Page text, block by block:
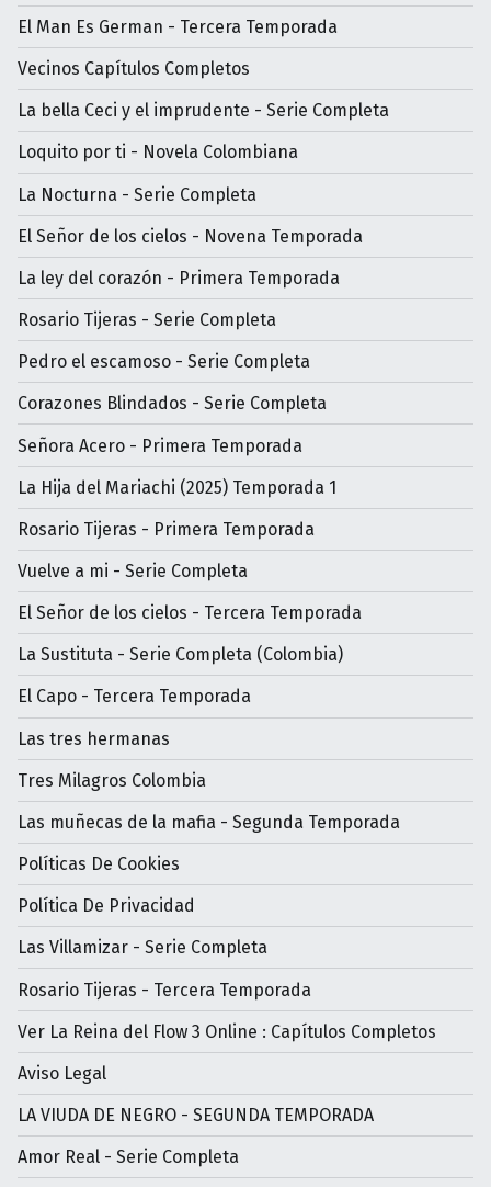
El Man Es German - Tercera Temporada
Vecinos Capítulos Completos
La bella Ceci y el imprudente - Serie Completa
Loquito por ti - Novela Colombiana
La Nocturna - Serie Completa
El Señor de los cielos - Novena Temporada
La ley del corazón - Primera Temporada
Rosario Tijeras - Serie Completa
Pedro el escamoso - Serie Completa
Corazones Blindados - Serie Completa
Señora Acero - Primera Temporada
La Hija del Mariachi (2025) Temporada 1
Rosario Tijeras - Primera Temporada
Vuelve a mi - Serie Completa
El Señor de los cielos - Tercera Temporada
La Sustituta - Serie Completa (Colombia)
El Capo - Tercera Temporada
Las tres hermanas
Tres Milagros Colombia
Las muñecas de la mafia - Segunda Temporada
Políticas De Cookies
Política De Privacidad
Las Villamizar - Serie Completa
Rosario Tijeras - Tercera Temporada
Ver La Reina del Flow 3 Online : Capítulos Completos
Aviso Legal
LA VIUDA DE NEGRO - SEGUNDA TEMPORADA
Amor Real - Serie Completa